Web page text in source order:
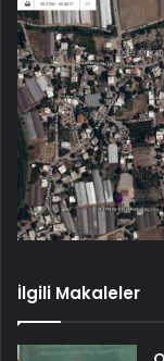
İlgili Makaleler